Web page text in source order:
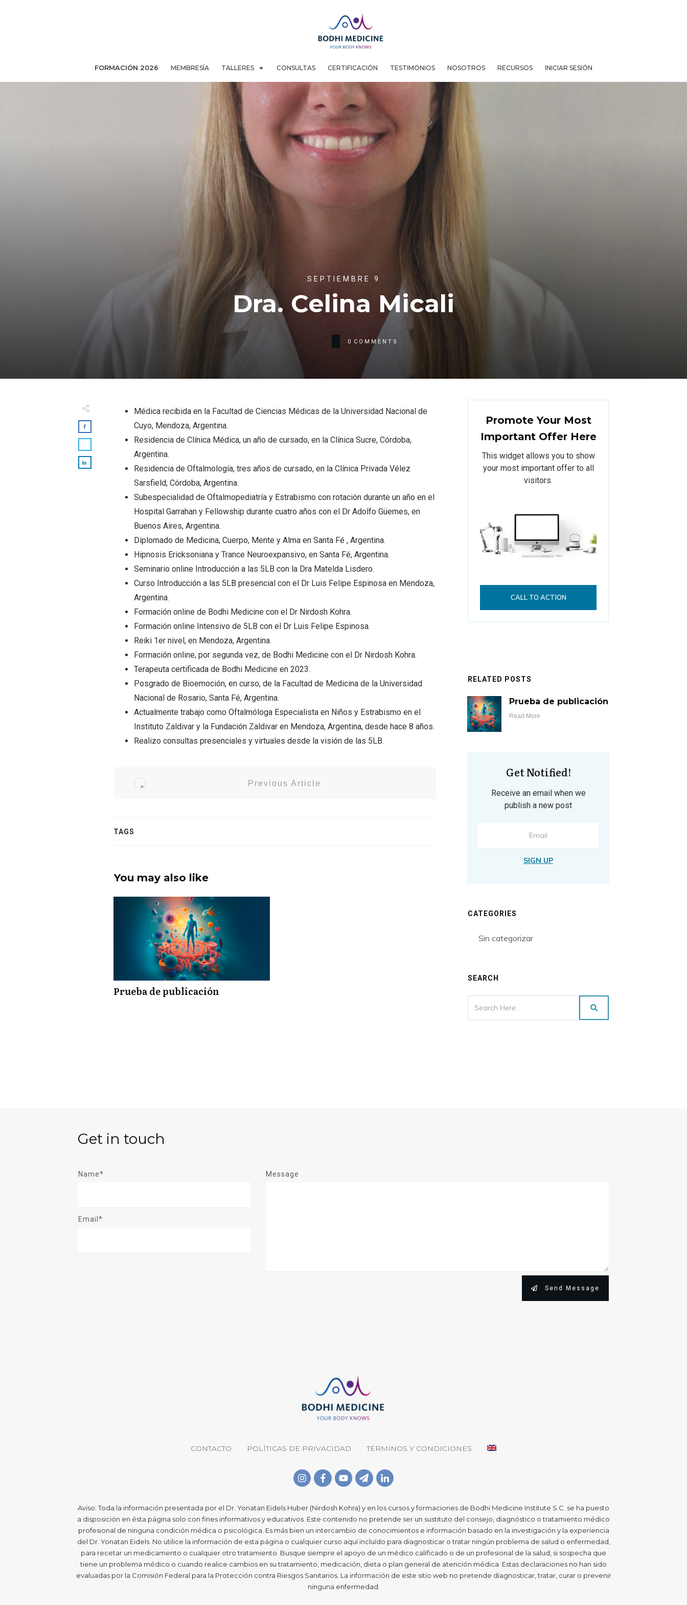
FORMACIÓN 2026 MEMBRESÍA TALLERES CONSULTAS CERTIFICACIÓN TESTIMONIOS NOSOTROS RECURSOS INICIAR SESIÓN
SEPTIEMBRE 9
Dra. Celina Micali
0 COMMENTS
Médica recibida en la Facultad de Ciencias Médicas de la Universidad Nacional de
Cuyo, Mendoza, Argentina.
Residencia de Clínica Médica, un año de cursado, en la Clínica Sucre, Córdoba,
Argentina.
Residencia de Oftalmología, tres años de cursado, en la Clínica Privada Vélez
Sarsfield, Córdoba, Argentina.
Subespecialidad de Oftalmopediatría y Estrabismo con rotación durante un año en el
Hospital Garrahan y Fellowship durante cuatro años con el Dr Adolfo Güemes, en
Buenos Aires, Argentina.
Diplomado de Medicina, Cuerpo, Mente y Alma en Santa Fé , Argentina.
Hipnosis Ericksoniana y Trance Neuroexpansivo, en Santa Fé, Argentina.
Seminario online Introducción a las 5LB con la Dra Matelda Lisdero.
Curso Introducción a las 5LB presencial con el Dr Luis Felipe Espinosa en Mendoza,
Argentina.
⁠Formación online de Bodhi Medicine con el Dr Nirdosh Kohra.
Formación online Intensivo de 5LB con el Dr Luis Felipe Espinosa.
⁠Reiki 1er nivel, en Mendoza, Argentina.
⁠Formación online, por segunda vez, de Bodhi Medicine con el Dr Nirdosh Kohra.
Terapeuta certificada de Bodhi Medicine en 2023.
Posgrado de Bioemoción, en curso, de la Facultad de Medicina de la Universidad
Nacional de Rosario, Santa Fé, Argentina.
⁠Actualmente trabajo como Oftalmóloga Especialista en Niños y Estrabismo en el
Instituto Zaldivar y la Fundación Zaldivar en Mendoza, Argentina, desde hace 8 años.
Realizo consultas presenciales y virtuales desde la visión de las 5LB.
Previous Article
TAGS
You may also like
Prueba de publicación
Promote Your Most
Important Offer Here
This widget allows you to show
your most important offer to all
visitors.
CALL TO ACTION
RELATED POSTS
Prueba de publicación
Read More
Get Notified!
Receive an email when we
publish a new post
SIGN UP
CATEGORIES
Sin categorizar
SEARCH
Get in touch
Name*
Email*
Message
Send Message
CONTACTO POLÍTICAS DE PRIVACIDAD TÉRMINOS Y CONDICIONES
Aviso: Toda la información presentada por el Dr. Yonatan Eidels Huber (Nirdosh Kohra) y en los cursos y formaciones de Bodhi Medicine Institute S.C. se ha puesto
a disposición en ésta página solo con fines informativos y educativos. Este contenido no pretende ser un sustituto del consejo, diagnóstico o tratamiento médico
profesional de ninguna condición médica o psicológica. Es más bien un intercambio de conocimientos e información basado en la investigación y la experiencia
del Dr. Yonatan Eidels. No utilice la información de esta página o cualquier curso aquí incluído para diagnosticar o tratar ningún problema de salud o enfermedad,
para recetar un medicamento o cualquier otro tratamiento. Busque siempre el apoyo de un médico calificado o de un profesional de la salud, si sospecha que
tiene un problema médico o cuando realice cambios en su tratamiento, medicación, dieta o plan general de atención médica. Estas declaraciones no han sido
evaluadas por la Comisión Federal para la Protección contra Riesgos Sanitarios. La información de este sitio web no pretende diagnosticar, tratar, curar o prevenir
ninguna enfermedad.